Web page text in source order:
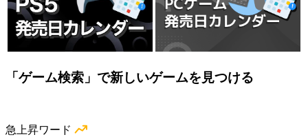
「ゲーム検索」で新しいゲームを見つける
急上昇ワード